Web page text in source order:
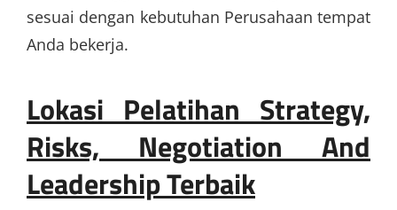
sesuai dengan kebutuhan Perusahaan tempat
Anda bekerja.
Lokasi Pelatihan Strategy,
Risks, Negotiation And
Leadership Terbaik